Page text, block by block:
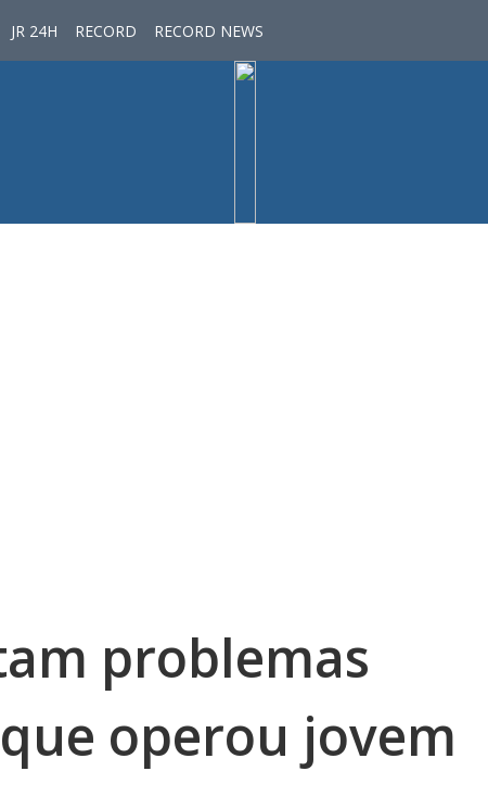
JR 24H RECORD RECORD NEWS
problemas
operou jovem